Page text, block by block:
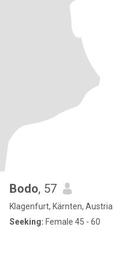
Bodo, 57
Klagenfurt, Kärnten, Austria
Seeking: Female 45 - 60